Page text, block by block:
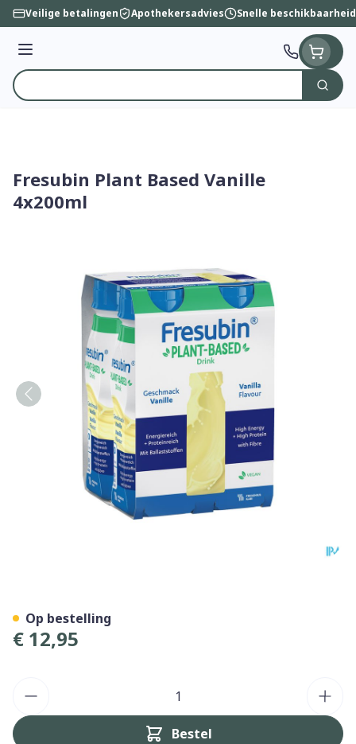
Ga naar de inhoud
Veilige betalingen Apothekersadvies Snelle beschikbaarheid
Menu
Product, merk, categorie...
Zoek
Fresubin Plant Based Vanille
4x200ml
€ 12,95
Bestel
Op bestelling